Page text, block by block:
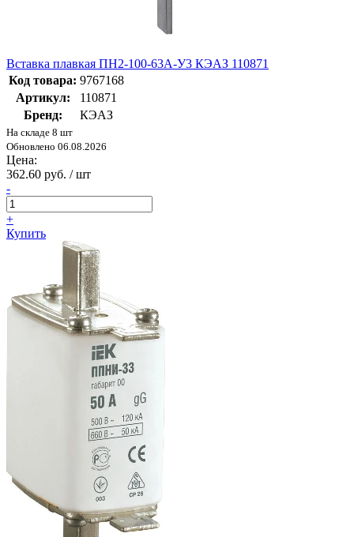
Вставка плавкая ПН2-100-63А-У3 КЭАЗ 110871
Код товара: 9767168
Артикул:
110871
Бренд:
КЭАЗ
На складе 8 шт
Обновлено 06.08.2026
Цена:
362.60 руб. / шт
-
+
Купить